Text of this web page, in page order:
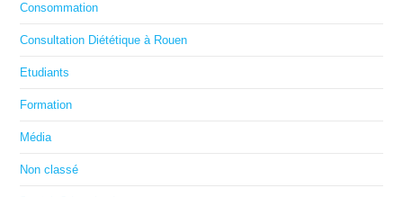
Consommation
Consultation Diététique à Rouen
Etudiants
Formation
Média
Non classé